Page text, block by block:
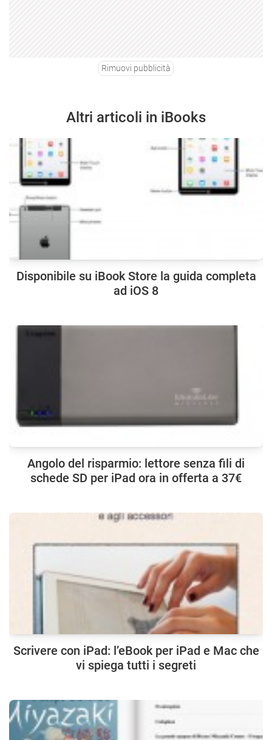
Rimuovi pubblicità
Altri articoli in iBooks
Disponibile su iBook Store la guida completa
ad iOS 8
Angolo del risparmio: lettore senza fili di
schede SD per iPad ora in offerta a 37€
Scrivere con iPad: l’eBook per iPad e Mac che
vi spiega tutti i segreti